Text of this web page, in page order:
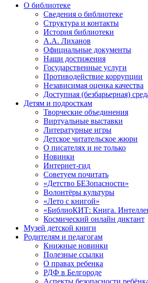
О библиотеке
Сведения о библиотеке
Структура и контакты
История библиотеки
А.А. Лиханов
Официальные документы
Наши достижения
Государственные услуги
Противодействие коррупции
Независимая оценка качества
Доступная (безбарьерная)
Детям и подросткам
Творческие объединения
Виртуальные выставки
Литературные игры
Детское читательское жюри
О писателях и не только
Новинки
Интернет-гид
Советуем почитать
«Детство БЕЗопасности»
Волонтёры культуры
«Лето с книгой»
«БиблиоКИТ: Книга.
Космический онлайн диктант
Музей детской книги
Родителям и педагогам
Книжные новинки
Полезные ссылки
О правах ребенка
РДФ в Белгороде
Аспекты безопасности